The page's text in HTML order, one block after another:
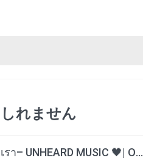
れません
ไม่มีใครรู้ตัวเรา– UNHEARD MUSIC 🖤| Official Lyric Video | เพลงสู้ชีวิต